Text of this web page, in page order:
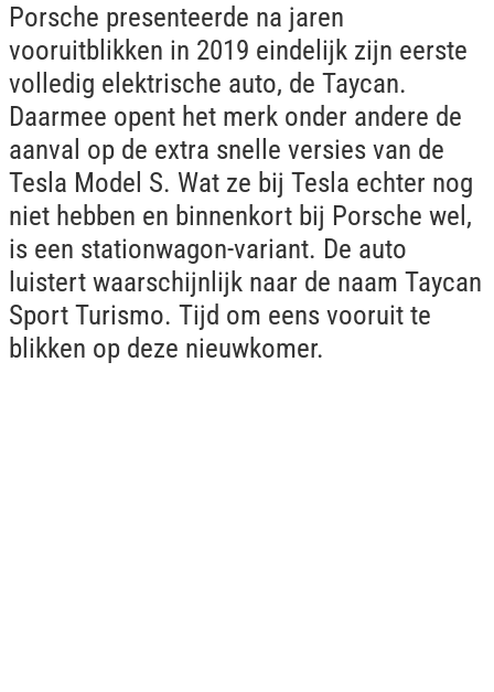
Porsche presenteerde na jaren
vooruitblikken in 2019 eindelijk zijn eerste
volledig elektrische auto, de Taycan.
Daarmee opent het merk onder andere de
aanval op de extra snelle versies van de
Tesla Model S. Wat ze bij Tesla echter nog
niet hebben en binnenkort bij Porsche wel,
is een stationwagon-variant. De auto
luistert waarschijnlijk naar de naam Taycan
Sport Turismo. Tijd om eens vooruit te
blikken op deze nieuwkomer.